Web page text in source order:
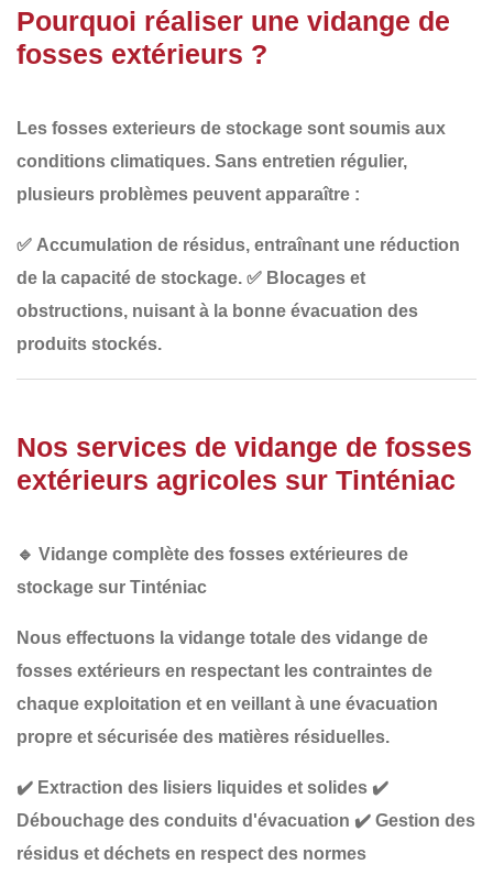
Pourquoi réaliser une vidange de
fosses extérieurs ?
Les fosses exterieurs de stockage sont soumis aux
conditions climatiques. Sans entretien régulier,
plusieurs problèmes peuvent apparaître :
✅ Accumulation de résidus, entraînant une réduction
de la capacité de stockage. ✅ Blocages et
obstructions, nuisant à la bonne évacuation des
produits stockés.
Nos services de vidange de fosses
extérieurs agricoles sur Tinténiac
🔹 Vidange complète des fosses extérieures de
stockage sur Tinténiac
Nous effectuons la vidange totale des vidange de
fosses extérieurs en respectant les contraintes de
chaque exploitation et en veillant à une évacuation
propre et sécurisée des matières résiduelles.
✔️ Extraction des lisiers liquides et solides ✔️
Débouchage des conduits d'évacuation ✔️ Gestion des
résidus et déchets en respect des normes